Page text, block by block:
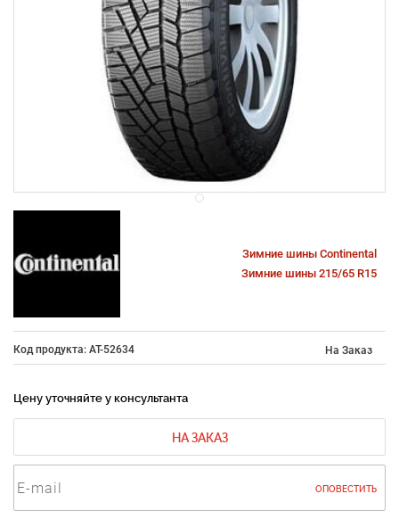
Зимние шины Continental
Зимние шины 215/65 R15
Код продукта: AT-52634 На Заказ
Цену уточняйте у консультанта
НА ЗАКАЗ
ОПОВЕСТИТЬ